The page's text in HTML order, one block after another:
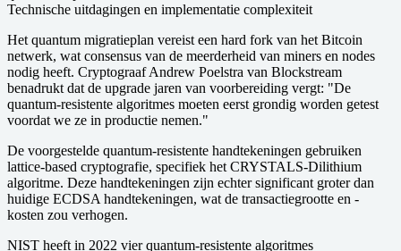
Technische uitdagingen en implementatie complexiteit
Het quantum migratieplan vereist een hard fork van het Bitcoin
netwerk, wat consensus van de meerderheid van miners en nodes
nodig heeft. Cryptograaf Andrew Poelstra van Blockstream
benadrukt dat de upgrade jaren van voorbereiding vergt: "De
quantum-resistente algoritmes moeten eerst grondig worden getest
voordat we ze in productie nemen."
De voorgestelde quantum-resistente handtekeningen gebruiken
lattice-based cryptografie, specifiek het CRYSTALS-Dilithium
algoritme. Deze handtekeningen zijn echter significant groter dan
huidige ECDSA handtekeningen, wat de transactiegrootte en -
kosten zou verhogen.
NIST heeft in 2022 vier quantum-resistente algoritmes